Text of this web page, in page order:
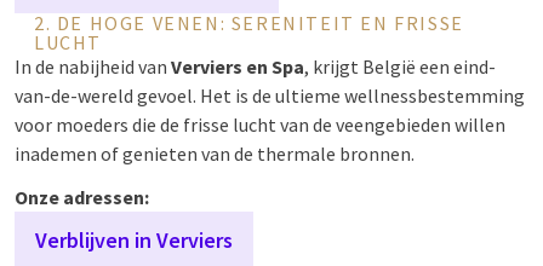
2. DE HOGE VENEN: SERENITEIT EN FRISSE
LUCHT
In de nabijheid van Verviers en Spa, krijgt België een eind-
van-de-wereld gevoel. Het is de ultieme wellnessbestemming
voor moeders die de frisse lucht van de veengebieden willen
inademen of genieten van de thermale bronnen.
Onze adressen:
Verblijven in Verviers